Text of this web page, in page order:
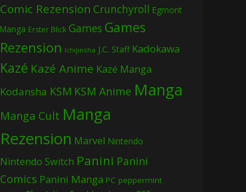
Comic Rezension Crunchyroll Egmont
Manga Erster Blick Games Games
Rezension Ichijinsha J.C. Staff Kadokawa
Kazé Kazé Anime Kazé Manga
Kodansha KSM KSM Anime Manga
Manga Cult Manga
Rezension Marvel Nintendo
Nintendo Switch Panini Panini
Comics Panini Manga PC peppermint